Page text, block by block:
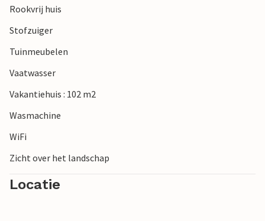
Rookvrij huis
Stofzuiger
Tuinmeubelen
Vaatwasser
Vakantiehuis : 102 m2
Wasmachine
WiFi
Zicht over het landschap
Locatie